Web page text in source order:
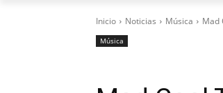
Inicio Noticias Música Mad
Música